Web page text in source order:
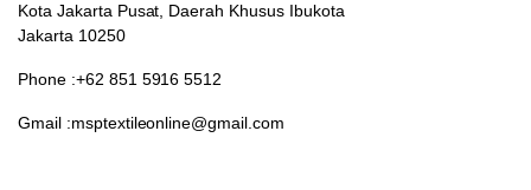
Kota Jakarta Pusat, Daerah Khusus Ibukota
Jakarta 10250
Phone :+62 851 5916 5512
Gmail :msptextileonline@gmail.com